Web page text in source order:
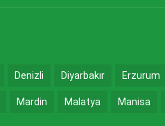
Denizli Diyarbakır Erzurum
Mardin Malatya Manisa